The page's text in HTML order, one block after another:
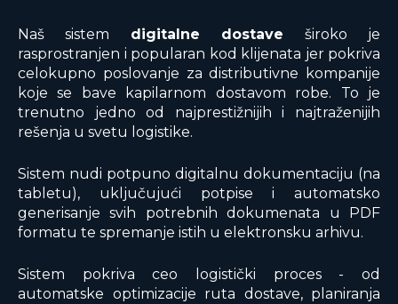
Naš sistem digitalne dostave široko je
rasprostranjen i popularan kod klijenata jer pokriva
celokupno poslovanje za distributivne kompanije
koje se bave kapilarnom dostavom robe. To je
trenutno jedno od najprestižnijih i najtraženijih
rešenja u svetu logistike.
Sistem nudi potpuno digitalnu dokumentaciju (na
tabletu), uključujući potpise i automatsko
generisanje svih potrebnih dokumenata u PDF
formatu te spremanje istih u elektronsku arhivu.
Sistem pokriva ceo logistički proces - od
automatske optimizacije ruta dostave, planiranja